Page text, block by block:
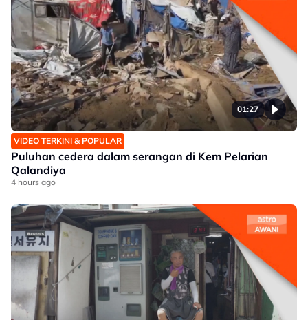
01:27
VIDEO TERKINI & POPULAR
Puluhan cedera dalam serangan di Kem Pelarian
Qalandiya
4 hours ago